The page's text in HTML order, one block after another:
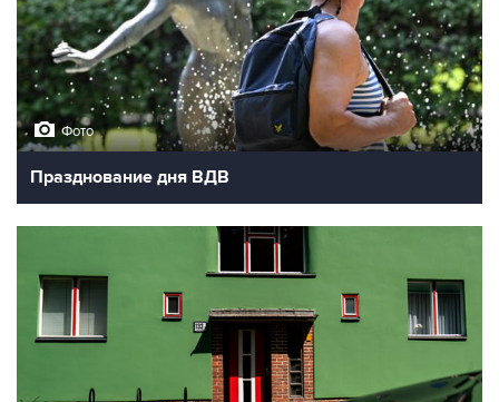
Фото
Празднование дня ВДВ